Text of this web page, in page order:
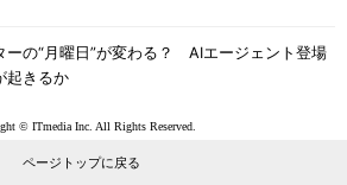
ーの“月曜日”が変わる？ AIエージェント登場
起きるか
© ITmedia Inc. All Rights Reserved.
ページトップに戻る